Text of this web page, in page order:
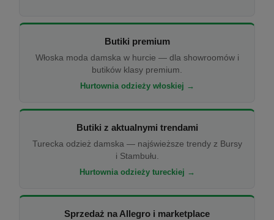
Butiki premium
Włoska moda damska w hurcie — dla showroomów i
butików klasy premium.
Hurtownia odzieży włoskiej →
Butiki z aktualnymi trendami
Turecka odzież damska — najświeższe trendy z Bursy
i Stambułu.
Hurtownia odzieży tureckiej →
Sprzedaż na Allegro i marketplace